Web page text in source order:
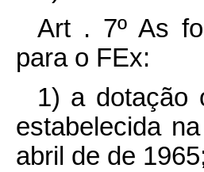
Art . 7º As
para o FEx:
1) a dotação
estabelecida
abril de de